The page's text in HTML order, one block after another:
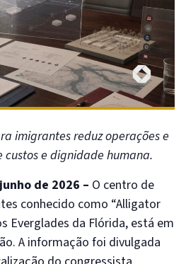
imigrantes reduz operações e
e dignidade humana.
de 2026 – O centro de
conhecido como “Alligator
Everglades da Flórida, está em
A informação foi divulgada